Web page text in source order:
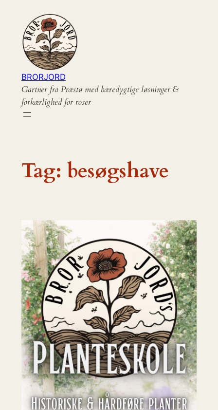
indhold
BRORJORD
Gartner fra Præstø med bæredygtige løsninger &
forkærlighed for roser
Tag: besøgshave